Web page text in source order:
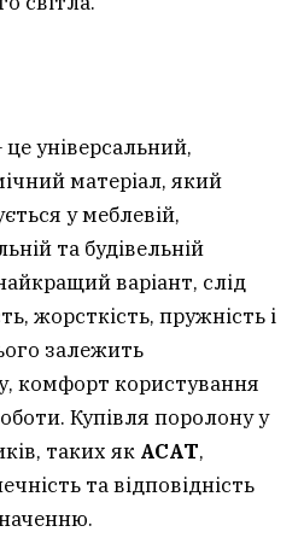
універсальний,
матеріал, який
у меблевій,
та будівельній
варіант, слід
жорсткість, пружність і
залежить
комфорт користування
Купівля поролону у
таких як ACAT,
та відповідність